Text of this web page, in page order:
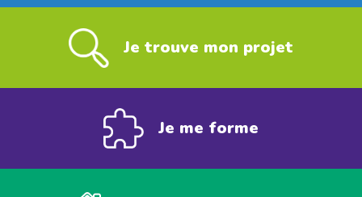
Je trouve mon projet
Je me forme